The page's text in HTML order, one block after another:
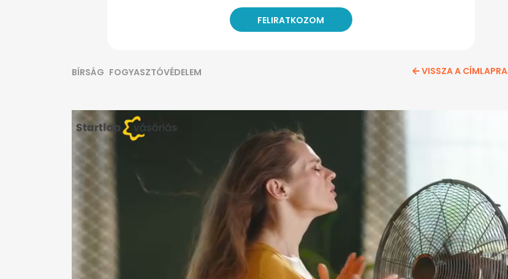
BÍRSÁG FOGYASZTÓVÉDELEM VISSZA A CÍMLAPRA